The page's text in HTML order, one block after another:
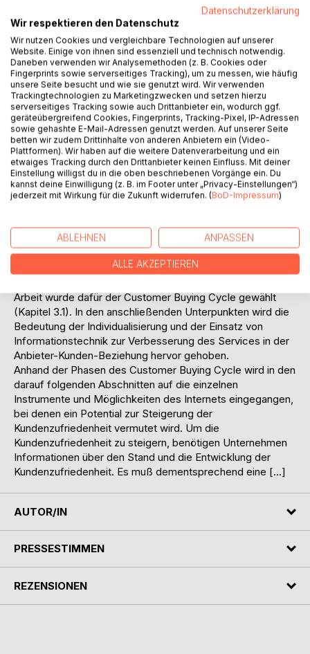
Gang der Untersuchung:
Zufriedenheit bedeutet im Allgemeinen sich gut zu fühlen,
mit seiner Umgebung einverstanden zu sein. Um das
Konstrukt der Kundenzufriedenheit und seinen
Auswirkungen auf das Kundenverhalten zu verstehen,
bedarf es allerdings einer differenzierteren Betrachtung. In
Kapitel 2.1 werden deshalb die Kunden-zufriedenheit und
ihre Bestandteile genauer beleuchtet. Reicht
Kundenzufriedenheit als Bedingung für die Kundenloyalität
aus? Wie reagieren unzufriedene Kunden? Auf diese
Fragen und die langfristige Bedeutung der
Kundenzufriedenheit wird in Kapitel 2.2 eingegangen.
Nachdem zunächst die Thematik der Kundenzufriedenheit
eine Unternehmenspräsenz im Internet zur Verbesserung
der Anbieter-Kunden-Beziehung leisten kann. Um die
einzelnen Möglichkeiten des Internets zu analysieren,
bedarf es eines Instrumentariums das die Anbieter-
Arbeit wurde dafür der Customer Buying Cycle gewählt
(Kapitel 3.1). In den anschließenden Unterpunkten wird die
Bedeutung der Individualisierung und der Einsatz von
Informationstechnik zur Verbesserung des Services in der
Anbieter-Kunden-Beziehung hervor gehoben.
Anhand der Phasen des Customer Buying Cycle wird in den
darauf folgenden Abschnitten auf die einzelnen
Instrumente und Möglichkeiten des Internets eingegangen,
bei denen ein Potential zur Steigerung der
Kundenzufriedenheit vermutet wird. Um die
Kundenzufriedenheit zu steigern, benötigen Unternehmen
Informationen über den Stand und die Entwicklung der
Kundenzufriedenheit. Es muß dementsprechend eine […]
AUTOR/IN
PRESSESTIMMEN
REZENSIONEN
Datenschutzerklärung
Wir respektieren den Datenschutz
Wir nutzen Cookies und vergleichbare Technologien auf unserer
Website. Einige von ihnen sind essenziell und technisch notwendig.
Daneben verwenden wir Analysemethoden (z. B. Cookies oder
Fingerprints sowie serverseitiges Tracking), um zu messen, wie häufig
unsere Seite besucht und wie sie genutzt wird. Wir verwenden
Trackingtechnologien zu Marketingzwecken und setzen hierzu
serverseitiges Tracking sowie auch Drittanbieter ein, wodurch ggf.
geräteübergreifend Cookies, Fingerprints, Tracking-Pixel, IP-Adressen
sowie gehashte E-Mail-Adressen genutzt werden. Auf unserer Seite
betten wir zudem Drittinhalte von anderen Anbietern ein (Video-
Plattformen). Wir haben auf die weitere Datenverarbeitung und ein
etwaiges Tracking durch den Drittanbieter keinen Einfluss. Mit deiner
Einstellung willigst du in die oben beschriebenen Vorgänge ein. Du
kannst deine Einwilligung (z. B. im Footer unter „Privacy-Einstellungen“)
jederzeit mit Wirkung für die Zukunft widerrufen. (BoD-Impressum)
ABLEHNEN ANPASSEN
ALLE AKZEPTIEREN